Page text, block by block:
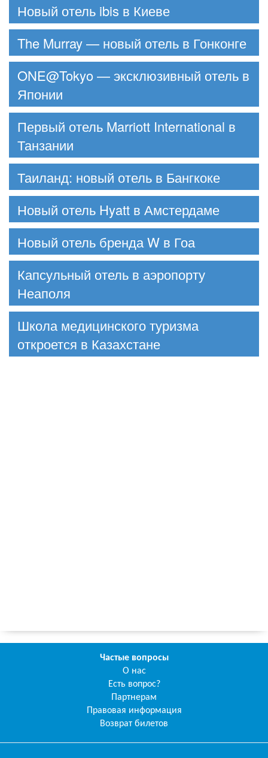
Новый отель ibis в Киеве
The Murray — новый отель в Гонконге
ONE@Tokyo — эксклюзивный отель в
Японии
Первый отель Marriott International в
Танзании
Таиланд: новый отель в Бангкоке
Новый отель Hyatt в Амстердаме
Новый отель бренда W в Гоа
Капсульный отель в аэропорту
Неаполя
Школа медицинского туризма
откроется в Казахстане
Частые вопросы
О нас
Есть вопрос?
Партнерам
Правовая информация
Возврат билетов